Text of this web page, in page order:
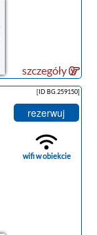
szczegóły
[ID BG.259150]
rezerwuj
wifi w obiekcie